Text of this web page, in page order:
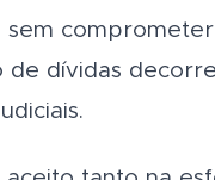
sem
de dívidas